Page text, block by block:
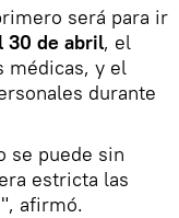
será para ir
30 de abril, el
médicas, y el
durante
se puede sin
estricta las
afirmó.